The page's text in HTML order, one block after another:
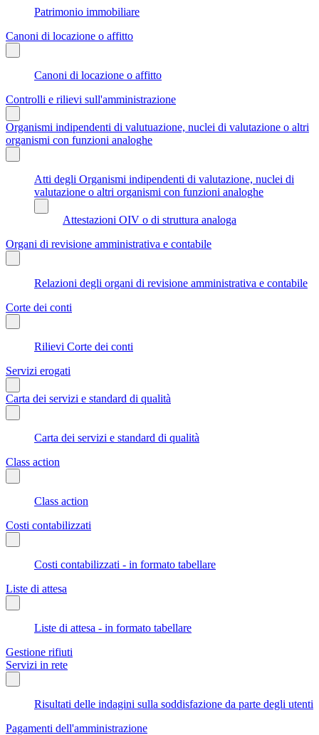
Patrimonio immobiliare
Canoni di locazione o affitto
Canoni di locazione o affitto
Controlli e rilievi sull'amministrazione
Organismi indipendenti di valutuazione, nuclei di valutazione o altri
organismi con funzioni analoghe
Atti degli Organismi indipendenti di valutazione, nuclei di
valutazione o altri organismi con funzioni analoghe
Attestazioni OIV o di struttura analoga
Organi di revisione amministrativa e contabile
Relazioni degli organi di revisione amministrativa e contabile
Corte dei conti
Rilievi Corte dei conti
Servizi erogati
Carta dei servizi e standard di qualità
Carta dei servizi e standard di qualità
Class action
Class action
Costi contabilizzati
Costi contabilizzati - in formato tabellare
Liste di attesa
Liste di attesa - in formato tabellare
Gestione rifiuti
Servizi in rete
Risultati delle indagini sulla soddisfazione da parte degli utenti
Pagamenti dell'amministrazione